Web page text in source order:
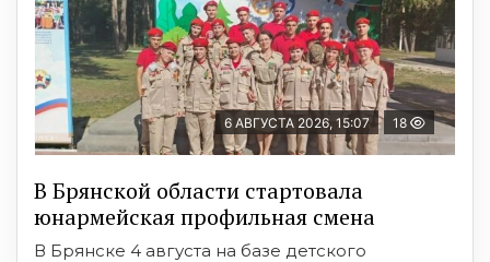
6 АВГУСТА 2026, 15:07 18
В Брянской области стартовала
юнармейская профильная смена
В Брянске 4 августа на базе детского